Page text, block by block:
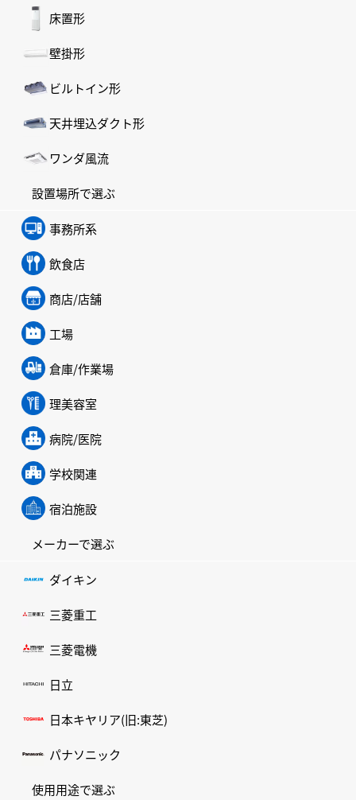
床置形
壁掛形
ビルトイン形
天井埋込ダクト形
ワンダ風流
設置場所で選ぶ
事務所系
飲食店
商店/店舗
工場
倉庫/作業場
理美容室
病院/医院
学校関連
宿泊施設
メーカーで選ぶ
ダイキン
三菱重工
三菱電機
日立
日本キヤリア(旧:東芝)
パナソニック
使用用途で選ぶ